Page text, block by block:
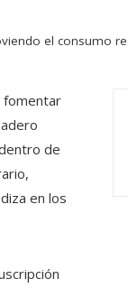
el consumo
fomentar
de
en los